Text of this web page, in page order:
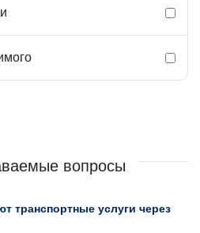
вопросы
транспортные услуги через